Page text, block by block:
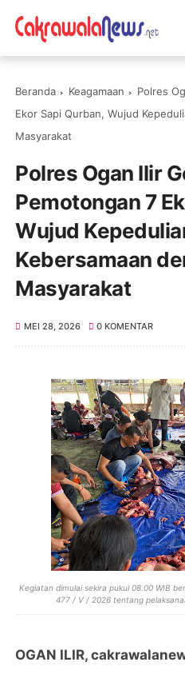
Beranda Keagamaan
Polres
Ekor Sapi Qurban, Wujud
Masyarakat
Polres Ogan Ilir
Pemotongan 7
Wujud
Kebersamaan
Masyarakat
MEI 28, 2026 0 KOMENTAR
Kegiatan dimulai sekira pukul 08.00 WIB
477 / V / 2026 tentang
OGAN ILIR,